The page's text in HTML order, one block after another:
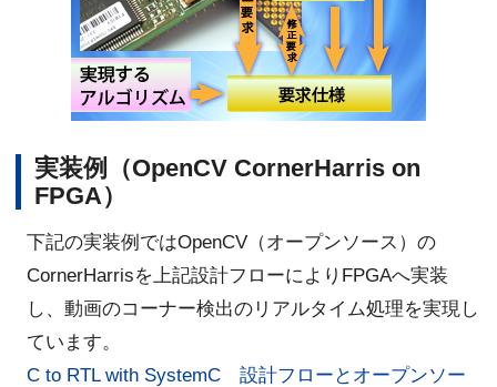
実装例（OpenCV CornerHarris on
FPGA）
下記の実装例ではOpenCV（オープンソース）の
CornerHarrisを上記設計フローによりFPGAへ実装
し、動画のコーナー検出のリアルタイム処理を実現し
ています。
C to RTL with SystemC 設計フローとオープンソー